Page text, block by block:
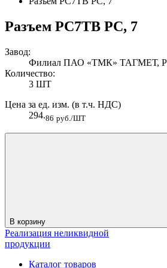
Разъем РС7ТВ РС, 7
Завод:
Филиал ПАО «ТМК» ТАГМЕТ,
Количество:
3 ШТ
Цена за ед. изм. (в т.ч. НДС)
294.86 руб./ШТ
В корзину
Реализация неликвидной
продукции
Каталог товаров